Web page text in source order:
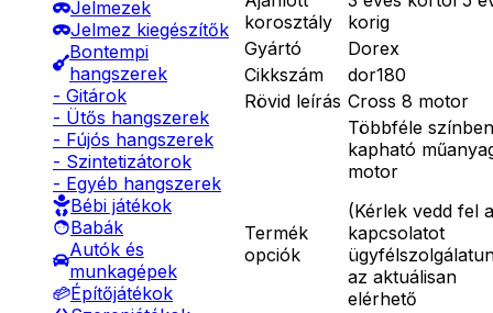
Jelmezek
Jelmez kiegészítők
Bontempi
hangszerek
- Gitárok
- Ütős hangszerek
- Fújós hangszerek
- Szintetizátorok
- Egyéb hangszerek
Bébi játékok
Babák
Autók és
munkagépek
Építőjátékok
korosztály
korig
Gyártó
Dorex
Cikkszám
dor180
Rövid leírás Cross 8 motor
Termék
opciók
Többféle színben
kapható
motor
(Kérlek vedd fel a
kapcsolatot
az aktuálisan
elérhető